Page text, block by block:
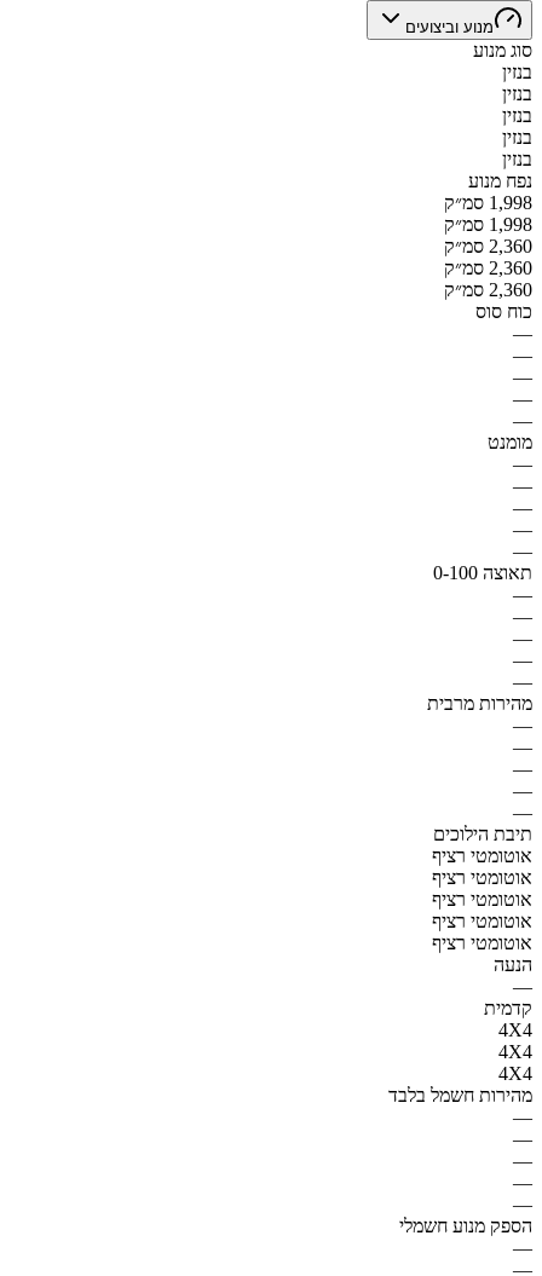
מנוע וביצועים
סוג מנוע
בנזין
בנזין
בנזין
בנזין
בנזין
נפח מנוע
1,998 סמ״ק
1,998 סמ״ק
2,360 סמ״ק
2,360 סמ״ק
2,360 סמ״ק
כוח סוס
—
—
—
—
—
מומנט
—
—
—
—
—
תאוצה 0-100
—
—
—
—
—
מהירות מרבית
—
—
—
—
—
תיבת הילוכים
אוטומטי רציף
אוטומטי רציף
אוטומטי רציף
אוטומטי רציף
אוטומטי רציף
הנעה
—
קדמית
4X4
4X4
4X4
מהירות חשמל בלבד
—
—
—
—
—
הספק מנוע חשמלי
—
—